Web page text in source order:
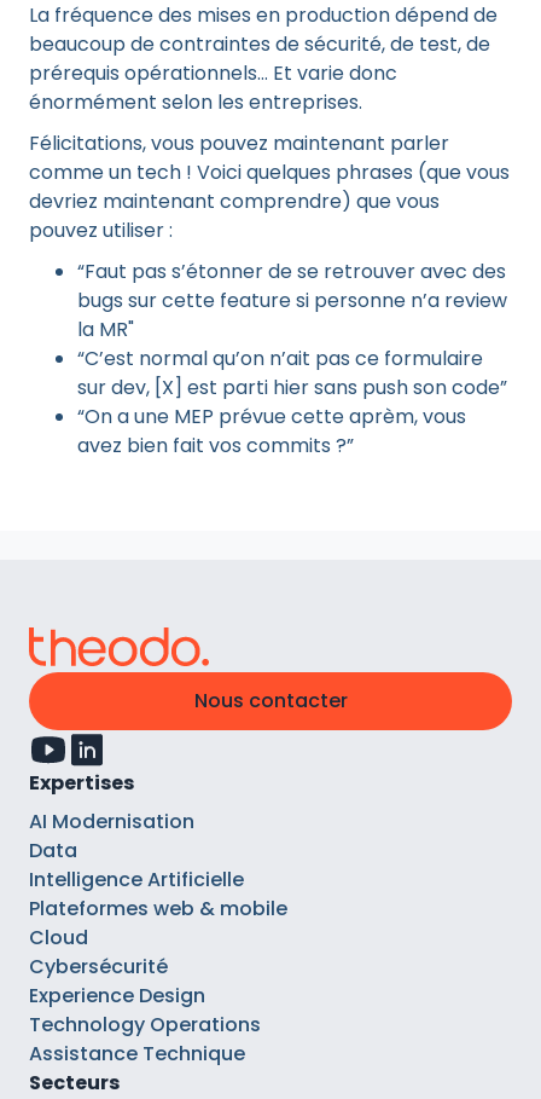
La fréquence des mises en production dépend de
beaucoup de contraintes de sécurité, de test, de
prérequis opérationnels… Et varie donc
énormément selon les entreprises.
Félicitations, vous pouvez maintenant parler
comme un tech ! Voici quelques phrases (que vous
devriez maintenant comprendre) que vous
pouvez utiliser :
“Faut pas s’étonner de se retrouver avec des
bugs sur cette feature si personne n’a review
la MR"
“C’est normal qu’on n’ait pas ce formulaire
sur dev, [X] est parti hier sans push son code”
“On a une MEP prévue cette aprèm, vous
avez bien fait vos commits ?”
Nous contacter
Expertises
AI Modernisation
Data
Intelligence Artificielle
Plateformes web & mobile
Cloud
Cybersécurité
Experience Design
Technology Operations
Assistance Technique
Secteurs